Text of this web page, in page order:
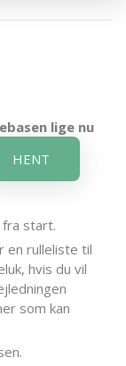
lige nu
HENT
start.
en rulleliste til
hvis du vil
som kan